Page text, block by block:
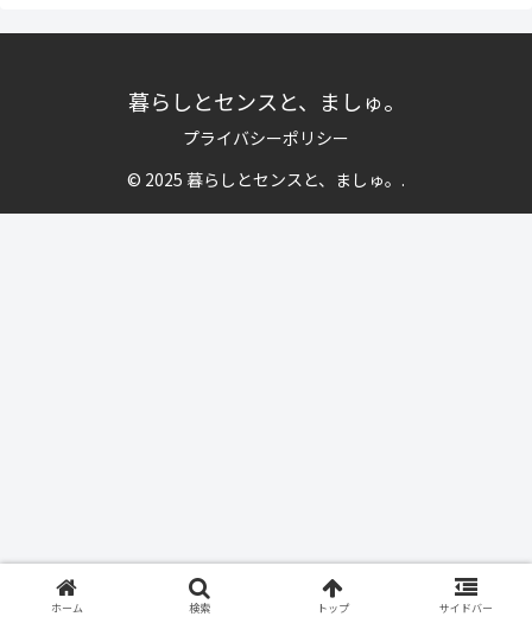
暮らしとセンスと、ましゅ。
プライバシーポリシー
© 2025 暮らしとセンスと、ましゅ。.
ホーム 検索 トップ サイドバー